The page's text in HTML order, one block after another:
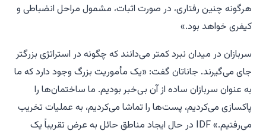
هرگونه چنین رفتاری، در صورت اثبات، مشمول مراحل انضباطی و
کیفری خواهد بود.»
سربازان در میدان نبرد کمتر می‌دانند که چگونه در استراتژی بزرگتر
جای می‌گیرند. جاناتان گفت: «یک مأموریت بزرگ وجود دارد که ما
به عنوان سربازان ساده از آن بی‌خبر بودیم. ما ساختمان‌ها را
پاکسازی می‌کردیم، پست‌ها را تماشا می‌کردیم، به عملیات تخریب
می‌رفتیم.» IDF در حال ایجاد مناطق حائل به عرض تقریباً یک